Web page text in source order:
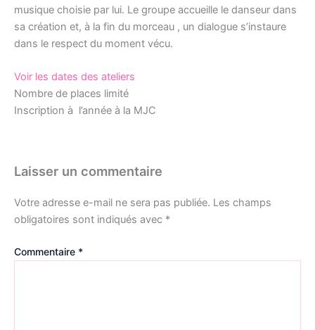
musique choisie par lui. Le groupe accueille le danseur dans
sa création et, à la fin du morceau , un dialogue s’instaure
dans le respect du moment vécu.
Voir les dates des ateliers
Nombre de places limité
Inscription à l’année à la MJC
Laisser un commentaire
Votre adresse e-mail ne sera pas publiée. Les champs
obligatoires sont indiqués avec *
Commentaire *